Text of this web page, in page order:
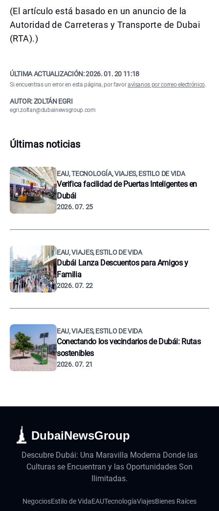
(El artículo está basado en un anuncio de la
Autoridad de Carreteras y Transporte de Dubai
(RTA).)
ÚLTIMA ACTUALIZACIÓN:2026. 01. 20 11:18
Si encuentras un error en esta página, por favoravísanos por correo electrónico.
AUTOR: ZOLTÁN EGRI
egri.zoltan@dubainewsgroup.com
Últimas noticias
EAU, TECNOLOGÍA, VIAJES, ESTILO DE VIDA
Verifica facilidad de Puertas Inteligentes en
Dubái
2026. 07. 25
EAU, VIAJES, ESTILO DE VIDA
Dubái Lanza Descuentos para Amigos y
Familia
2026. 07. 22
EAU, VIAJES, ESTILO DE VIDA
Conectando los vecindarios de Dubái: Rutas
sostenibles
2026. 07. 21
DubaiNewsGroup
Descubre Dubái: Una Maravilla Moderna Donde las
Culturas se Encuentran y las Oportunidades Son
Ilimitadas.
NegociosEstilo de VidaEAUTecnologíaViajesBienes Raíces